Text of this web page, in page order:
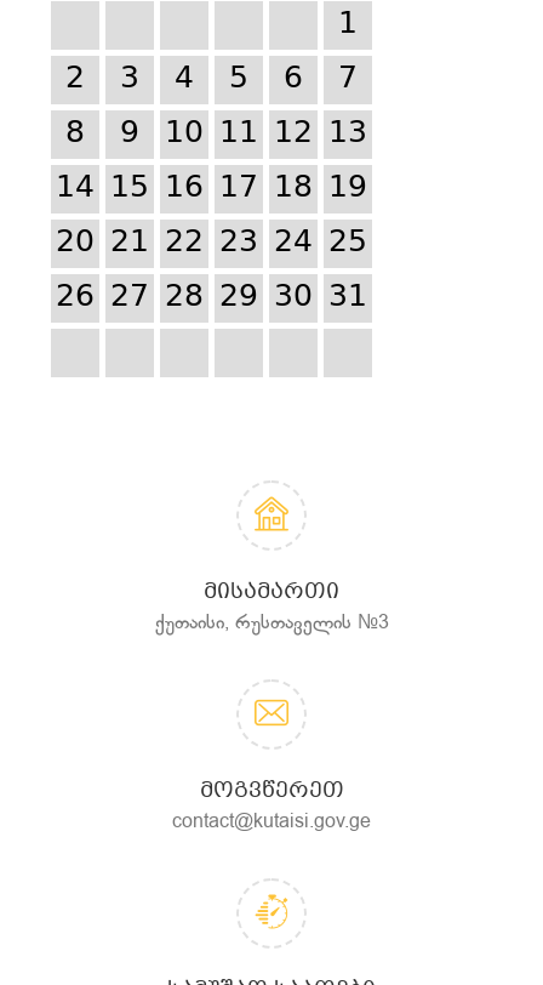
1
2
3 4 5 6
7
8
9 10 11 12 13
14 15 16 17 18 19
20 21 22 23 24 25
26 27 28 29 30 31
ᲛᲘᲡᲐᲛᲐᲠᲗᲘ
ქუთაისი, რუსთაველის №3
ᲛᲝᲒᲕᲬᲔᲠᲔᲗ
contact@kutaisi.gov.ge